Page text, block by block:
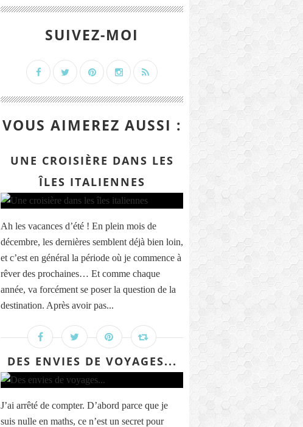
SUIVEZ-MOI
VOUS AIMEREZ AUSSI :
UNE CROISIÈRE DANS LES
ÎLES ITALIENNES
Ah les vacances d’été ! En plein mois de
décembre, les dernières semblent déjà bien loin,
et c’est en général la période où je commence à
rêver des prochaines… Et comme chaque
année, va forcément se poser la question de la
destination. Après avoir pas...
DES ENVIES DE VOYAGES...
J’ai arrêté de compter. D’abord parce que je
suis nulle en maths, ce n’est un secret pour